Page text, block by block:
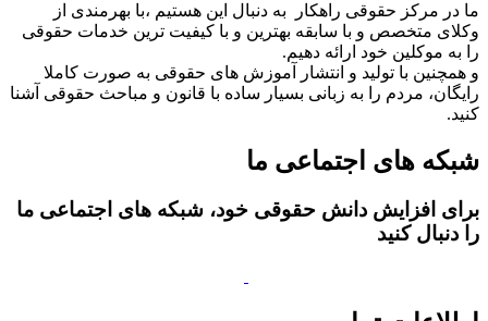
ما در مرکز حقوقی راهکار به دنبال این هستیم ،با بهرمندی از
وکلای متخصص و با سابقه بهترین و با کیفیت ترین خدمات حقوقی
را به موکلین خود ارائه دهیم.
و همچنین با تولید و انتشار آموزش های حقوقی به صورت کاملا
رایگان، مردم را به زبانی بسیار ساده با قانون و مباحث حقوقی آشنا
کنید.
شبکه های اجتماعی ما
برای افزایش دانش حقوقی خود، شبکه های اجتماعی ما
را دنبال کنید